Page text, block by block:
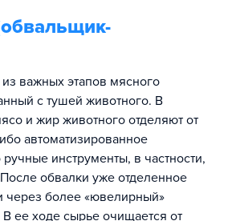
важных этапов мясного
с тушей животного. В
и жир животного отделяют от
автоматизированное
инструменты, в частности,
обвалки уже отделенное
через более «ювелирный»
ее ходе сырье очищается от